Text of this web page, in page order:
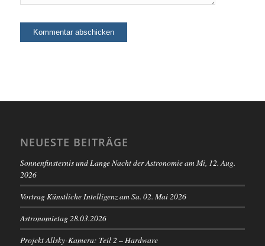
NEUESTE BEITRÄGE
Sonnenfinsternis und Lange Nacht der Astronomie am Mi, 12. Aug.
2026
Vortrag Künstliche Intelligenz am Sa. 02. Mai 2026
Astronomietag 28.03.2026
Projekt Allsky-Kamera: Teil 2 – Hardware